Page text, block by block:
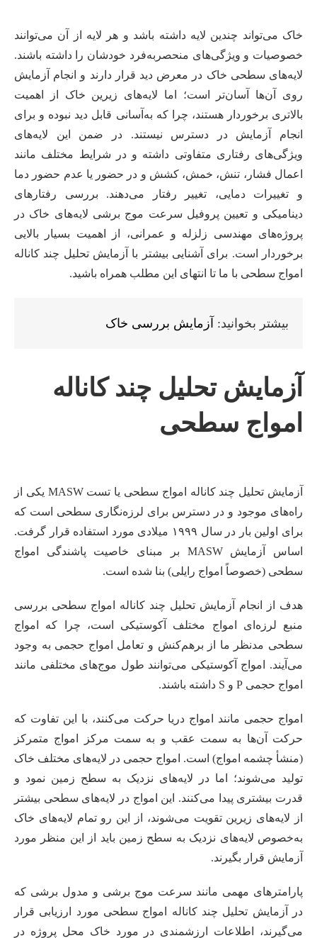
خاک می‌تواند چندین لایه داشته باشد و هر لایه از آن می‌توانند
خصوصیات و ویژگی‌های منحصربه‌فرد خودشان را داشته باشند.
لایه‌های سطحی خاک در معرض دید قرار دارند و انجام آزمایش
روی آن‌ها آسان‌تر است؛ اما لایه‌های زیرین خاک از اهمیت
بالاتری برخوردار هستند، چرا که به‌آسانی قابل دید نبوده و برای
انجام آزمایش در دسترس نیستند. در ضمن این لایه‌های
ویژگی‌های رفتاری متفاوتی داشته و در شرایط مختلف مانند
اعمال فشار، تنش، خمش، کشش و در حضور یا عدم حضور دما
و تغییرات دمایی، تغییر رفتار می‌دهند. بررسی رفتارهای
دینامیکی و تعیین پروفیل سرعت موج برشی لایه‌های خاک در
پروژه‌های مهندسی زلزله و عمرانی، از اهمیت بسیار بالایی
برخوردار است. برای آشنایی بیشتر با آزمایش تحلیل چند کاناله
امواج سطحی با ما تا انتهای این مطلب همراه باشید.
بیشتر بخوانید: آزمایش بررسی خاک
آزمایش تحلیل چند کاناله
امواج سطحی
آزمایش تحلیل چند کاناله امواج سطحی یا تست MASW یکی از
راه‌های موجود و در دسترس برای لرزه‌نگاری سطحی است که
برای اولین بار در سال ۱۹۹۹ میلادی مورد استفاده قرار گرفت.
اساس آزمایش MASW بر مبنای خاصیت پاشندگی امواج
سطحی (خصوصاً امواج رایلی) بنا شده است.
هدف از انجام آزمایش تحلیل چند کاناله امواج سطحی بررسی
منبع لرزه‌ای امواج مختلف آکوستیکی است، چرا که امواج
سطحی مدنظر ما از برهم‌کنش و تعامل امواج حجمی به وجود
می‌آیند. امواج آکوستیکی می‌توانند طول موج‌های مختلفی مانند
امواج حجمی P و S داشته باشند.
امواج حجمی مانند امواج دریا حرکت می‌کنند، با این تفاوت که
حرکت آن‌ها به سمت عقب و به سمت مرکز امواج متمرکز
(منشأ چشمه امواج) است. امواج حجمی در لایه‌های مختلف خاک
تولید می‌شوند؛ اما در لایه‌های نزدیک به سطح زمین نمود و
قدرت بیشتری پیدا می‌کنند. این امواج در لایه‌های سطحی بیشتر
از لایه‌های زیرین تقویت می‌شوند، از این رو تمام لایه‌های خاک
به‌خصوص لایه‌های نزدیک به سطح زمین باید از این منظر مورد
آزمایش قرار بگیرند.
پارامترهای مهمی مانند سرعت موج برشی و مدول برشی که
در آزمایش تحلیل چند کاناله امواج سطحی مورد ارزیابی قرار
می‌گیرند، اطلاعات ارزشمندی در مورد خاک محل پروژه در